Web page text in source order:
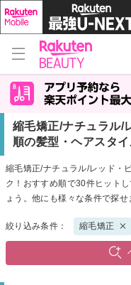
縮毛矯正/ナチュラル/
順の髪型・ヘアスタ
縮毛矯正/ナチュラル/レッド・
ク！おすすめ順で30件ヒット
ょう。他にも様々な条件で探せ
絞り込み条件： 縮毛矯正